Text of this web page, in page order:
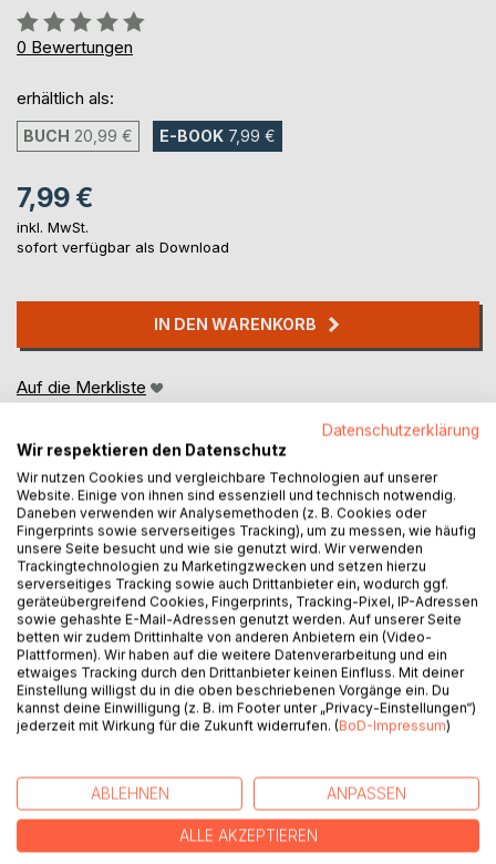
Bewertung::
0%
0 Bewertungen
erhältlich als:
BUCH 20,99 € E-BOOK 7,99 €
7,99 €
inkl. MwSt.
sofort verfügbar als Download
IN DEN WARENKORB
Auf die Merkliste
BESCHREIBUNG
Meine Neugierde gilt dem Dahinter. Ich muss ein Bedürfnis
befriedigen, das Motivation heißt.
Diese Motivation - dahinter zu schauen - ist eine Art
Triebkraft, mein Verhalten, den Dingen auf den Grund zu
gehen. Manchmal will ich Unbekanntes wissen und
um politische, persönliche oder alltägliche Sachverhalte.
Dazu zählen Krimis, Lieder, Poetry Slams, Reiseberichte,
Nachrichten und das Grundgesetz.
Das vorliegende Buch fokussiert eine Zusammenstellung
Datenschutzerklärung
Wir respektieren den Datenschutz
Wir nutzen Cookies und vergleichbare Technologien auf unserer
Website. Einige von ihnen sind essenziell und technisch notwendig.
Daneben verwenden wir Analysemethoden (z. B. Cookies oder
Fingerprints sowie serverseitiges Tracking), um zu messen, wie häufig
unsere Seite besucht und wie sie genutzt wird. Wir verwenden
Trackingtechnologien zu Marketingzwecken und setzen hierzu
serverseitiges Tracking sowie auch Drittanbieter ein, wodurch ggf.
geräteübergreifend Cookies, Fingerprints, Tracking-Pixel, IP-Adressen
sowie gehashte E-Mail-Adressen genutzt werden. Auf unserer Seite
betten wir zudem Drittinhalte von anderen Anbietern ein (Video-
Plattformen). Wir haben auf die weitere Datenverarbeitung und ein
etwaiges Tracking durch den Drittanbieter keinen Einfluss. Mit deiner
Einstellung willigst du in die oben beschriebenen Vorgänge ein. Du
kannst deine Einwilligung (z. B. im Footer unter „Privacy-Einstellungen“)
jederzeit mit Wirkung für die Zukunft widerrufen. (BoD-Impressum)
ABLEHNEN ANPASSEN
ALLE AKZEPTIEREN